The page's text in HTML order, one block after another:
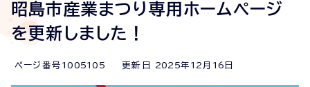
昭島市産業まつり専用ホームページ
を更新しました！
ページ番号 1005105 更新日 2025年 12 月 16 日